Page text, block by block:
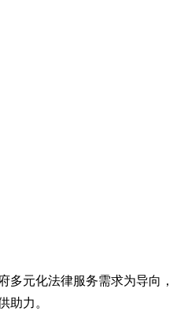
多元化法律服务需求为导向
助力。